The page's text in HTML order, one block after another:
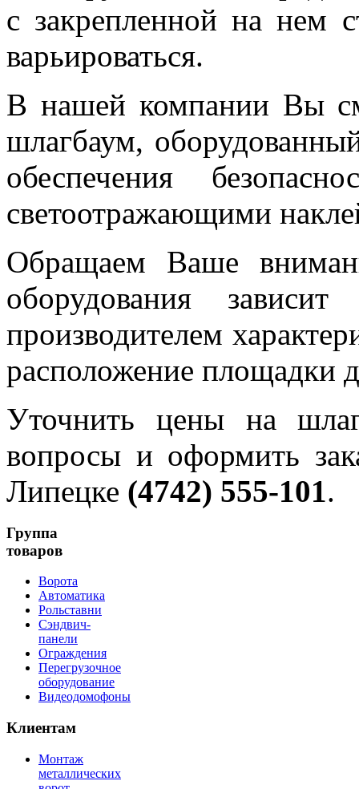
с закрепленной на нем
варьироваться.
В нашей компании Вы
шлагбаум,
обеспечения
светоотражающими
Обращаем Ваше
оборудования
производителем
расположение площадки
Уточнить цены на
вопросы и оформить
Липецке (4742) 555-101.
Группа
товаров
Ворота
Автоматика
Рольставни
Сэндвич-
панели
Ограждения
Перегрузочное
оборудование
Видеодомофоны
Клиентам
Монтаж
металлических